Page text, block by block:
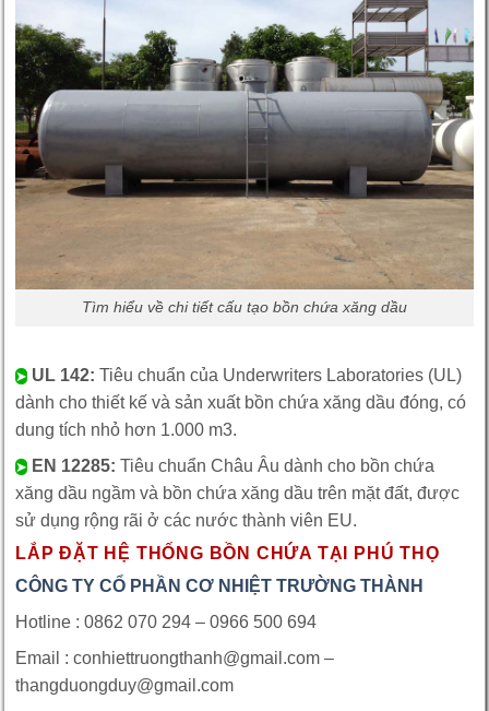
Tìm hiểu về chi tiết cấu tạo bồn chứa xăng dầu
➤ UL 142: Tiêu chuẩn của Underwriters Laboratories (UL)
dành cho thiết kế và sản xuất bồn chứa xăng dầu đóng, có
dung tích nhỏ hơn 1.000 m3.
➤ EN 12285: Tiêu chuẩn Châu Âu dành cho bồn chứa
xăng dầu ngầm và bồn chứa xăng dầu trên mặt đất, được
sử dụng rộng rãi ở các nước thành viên EU.
LẮP ĐẶT HỆ THỐNG BỒN CHỨA TẠI PHÚ THỌ
CÔNG TY CỔ PHẦN CƠ NHIỆT TRƯỜNG THÀNH
Hotline : 0862 070 294 – 0966 500 694
Email : conhiettruongthanh@gmail.com –
thangduongduy@gmail.com